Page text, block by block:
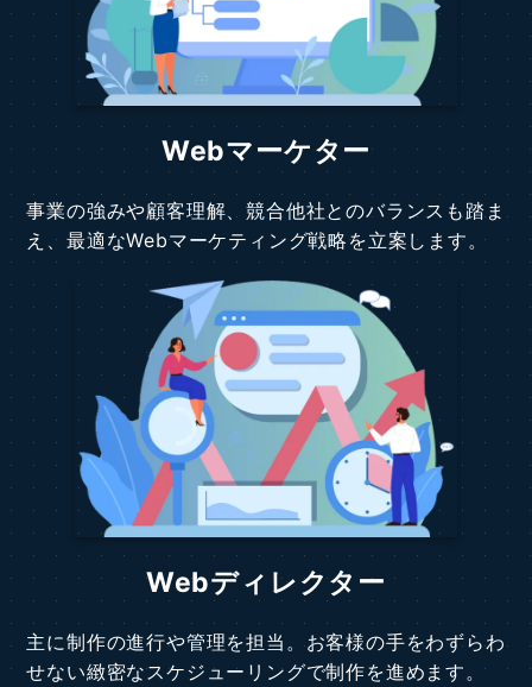
Webマーケター
事業の強みや顧客理解、競合他社とのバランスも踏ま
え、最適なWebマーケティング戦略を立案します。
Webディレクター
主に制作の進行や管理を担当。お客様の手をわずらわ
せない緻密なスケジューリングで制作を進めます。